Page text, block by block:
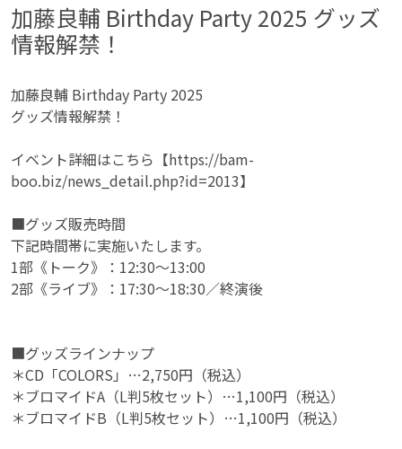
加藤良輔 Birthday Party 2025 グッズ
情報解禁！
加藤良輔 Birthday Party 2025
グッズ情報解禁！
イベント詳細はこちら【https://bam-
boo.biz/news_detail.php?id=2013】
■グッズ販売時間
下記時間帯に実施いたします。
1部《トーク》：12:30〜13:00
2部《ライブ》：17:30〜18:30／終演後
■グッズラインナップ
＊CD「COLORS」…2,750円（税込）
＊ブロマイドA（L判5枚セット）…1,100円（税込）
＊ブロマイドB（L判5枚セット）…1,100円（税込）